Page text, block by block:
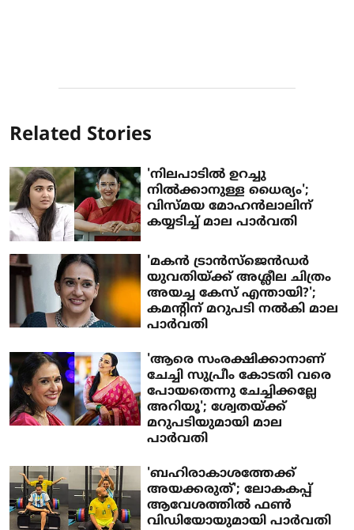
Related Stories
'നിലപാടില്‍ ഉറച്ചു
നില്‍ക്കാനുള്ള ധൈര്യം';
വിസ്മയ മോഹന്‍ലാലിന്
കയ്യടിച്ച് മാല പാര്‍വതി
'മകന്‍ ട്രാന്‍സ്‌ജെന്‍ഡര്‍
യുവതിയ്ക്ക് അശ്ലീല ചിത്രം
അയച്ച കേസ് എന്തായി?';
കമന്റിന് മറുപടി നല്‍കി മാല
പാര്‍വതി
'ആരെ സംരക്ഷിക്കാനാണ്
ചേച്ചി സുപ്രീം കോടതി വരെ
പോയതെന്നു ചേച്ചിക്കല്ലേ
അറിയൂ'; ശ്വേതയ്ക്ക്
മറുപടിയുമായി മാല
പാര്‍വതി
'ബഹിരാകാശത്തേക്ക്
അയക്കരുത്'; ലോകകപ്പ്
ആവേശത്തിൽ ഫൺ
വിഡിയോയുമായി പാർവതി